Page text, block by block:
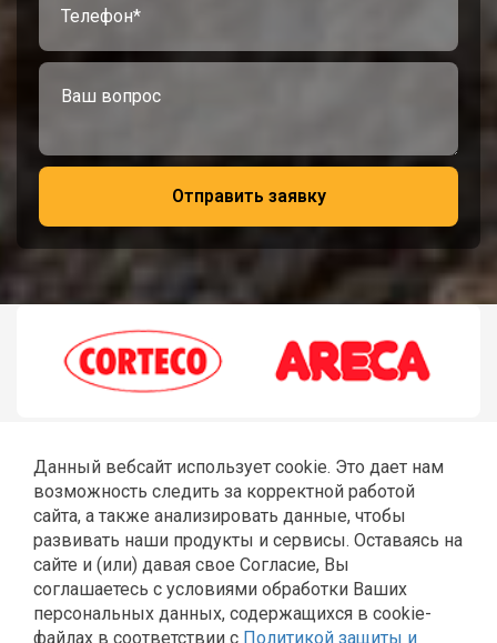
Данный вебсайт использует cookie. Это дает нам
возможность следить за корректной работой
сайта, а также анализировать данные, чтобы
развивать наши продукты и сервисы. Оставаясь на
сайте и (или) давая свое Согласие, Вы
соглашаетесь с условиями обработки Ваших
персональных данных, содержащихся в cookie-
файлах в соответствии с Политикой защиты и
Отправить заявку
ГЛАВНАЯРЕМОНТ JCB ШЛАНГИ РВДСТЕКЛА JCB
КАТАЛОГ КОНТАКТЫ